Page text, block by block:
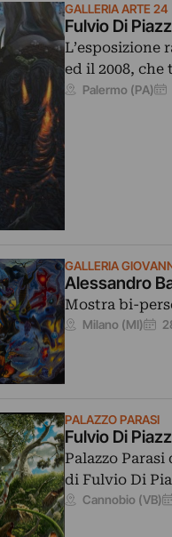
GALLERIA ARTE 24
Fulvio Di
L’esposizione
ed il 2008,
Palermo (PA)
GALLERIA
Alessandro
Mostra bi-
Milano (MI)
PALAZZO PARASI
Fulvio Di
Palazzo
di Fulvio Di
Cannobio (VB)